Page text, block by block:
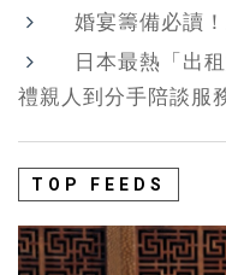
婚宴籌備必讀
日本最熱「出
禮親人到分手陪談服
TOP FEEDS